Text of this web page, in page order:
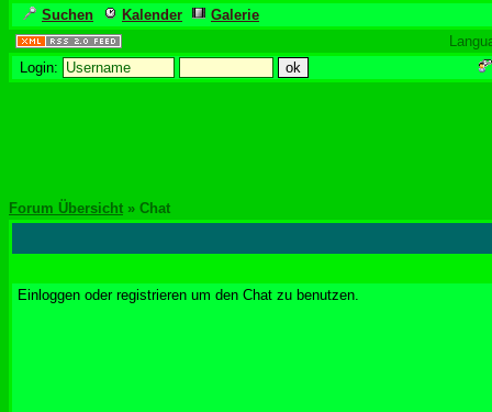
Suchen Kalender
Galerie
Login:
Forum Übersicht » Chat
Einloggen oder registrieren um den Chat zu benutzen.